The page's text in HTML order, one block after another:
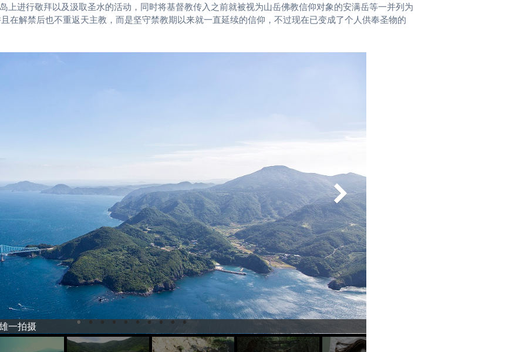
上进行敬拜以及汲取圣水的活动，同时将基督教传入之前就被视为山岳佛教信仰对象的安满岳等一并列为
在解禁后也不重返天主教，而是坚守禁教期以来就一直延续的信仰，不过现在已变成了个人供奉圣物的
一拍摄